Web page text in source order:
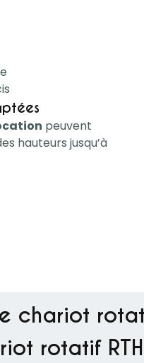
peuvent
hauteurs jusqu’à
chariot
rotatif